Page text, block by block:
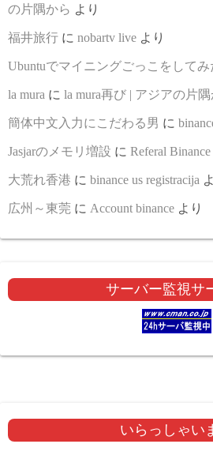
の片隅から より
福井旅行 に nobartv live より
Ubuntuでマイニングごっこをしてみ
la mura に la mura再び | アジアの片隅
簡体中文入力にこだわる男 に
Jasjarのメモリ増設 に Referal Binance
大荒れ香港 に binance us registracija
広州～東莞 に Account binance より
サーバー監視サ
いらっしゃい